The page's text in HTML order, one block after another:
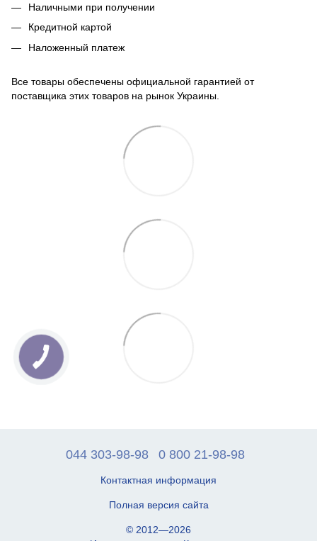
Наличными при получении
Кредитной картой
Наложенный платеж
Все товары обеспечены официальной гарантией от
поставщика этих товаров на рынок Украины.
044 303-98-98 0 800 21-98-98
Контактная информация
Полная версия сайта
© 2012—2026